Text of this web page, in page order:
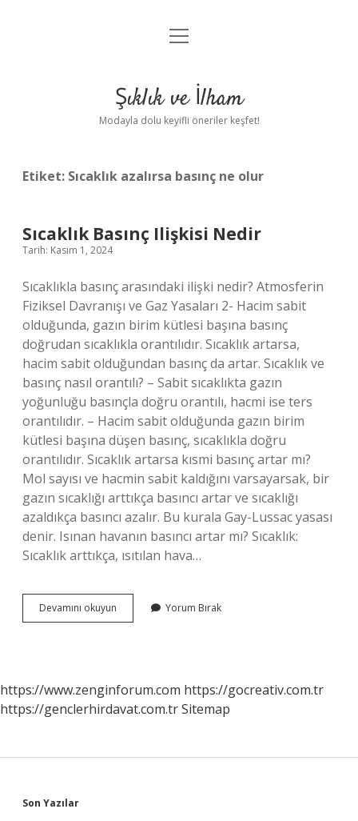
Anasayfa
Yasal Uyarı
menüyü
Şıklık ve İlham
Modayla dolu keyifli öneriler keşfet!
Etiket: Sıcaklık azalırsa basınç ne olur
Sıcaklık Basınç Ilişkisi Nedir
Tarih: Kasım 1, 2024
Sıcaklıkla basınç arasındaki ilişki nedir? Atmosferin
Fiziksel Davranışı ve Gaz Yasaları 2- Hacim sabit
olduğunda, gazın birim kütlesi başına basınç
doğrudan sıcaklıkla orantılıdır. Sıcaklık artarsa,
hacim sabit olduğundan basınç da artar. Sıcaklık ve
basınç nasıl orantılı? – Sabit sıcaklıkta gazın
yoğunluğu basınçla doğru orantılı, hacmi ise ters
orantılıdır. – Hacim sabit olduğunda gazın birim
kütlesi başına düşen basınç, sıcaklıkla doğru
orantılıdır. Sıcaklık artarsa kısmi basınç artar mı?
Mol sayısı ve hacmin sabit kaldığını varsayarsak, bir
gazın sıcaklığı arttıkça basıncı artar ve sıcaklığı
azaldıkça basıncı azalır. Bu kurala Gay-Lussac yasası
denir. Isınan havanın basıncı artar mı? Sıcaklık:
Sıcaklık arttıkça, ısıtılan hava…
Devamını okuyun
Basınç
Yorum Bırak
https://www.zenginforum.com https://gocreativ.com.tr
https://genclerhirdavat.com.trSitemap
Son Yazılar